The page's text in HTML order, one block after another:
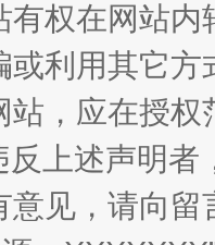
有权在网站
或利用其它
站，应在授
反上述声明
意见，请向